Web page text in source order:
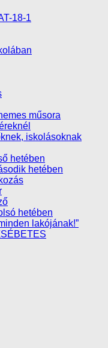
18-1
műsora
iskolásoknak
hetében
hetében
hetében
lakójának!”